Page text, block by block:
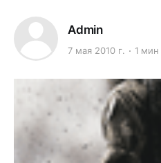
Admin
7 мая 2010 г. 1 мин